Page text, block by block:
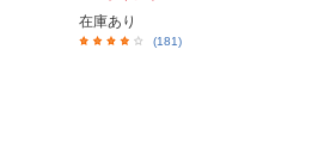
在庫あり
(181)